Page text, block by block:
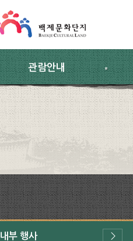
관람안내
내부 행사